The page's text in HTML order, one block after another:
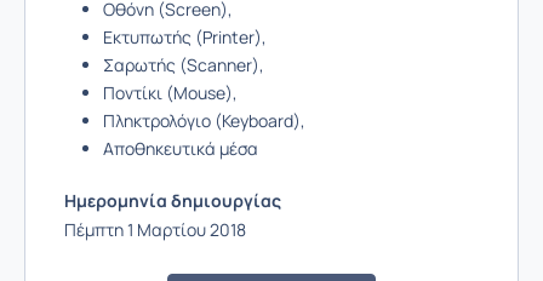
Οθόνη (Screen),
Εκτυπωτής (Printer),
Σαρωτής (Scanner),
Ποντίκι (Mouse),
Πληκτρολόγιο (Keyboard),
Αποθηκευτικά μέσα
Ημερομηνία δημιουργίας
Πέμπτη 1 Μαρτίου 2018